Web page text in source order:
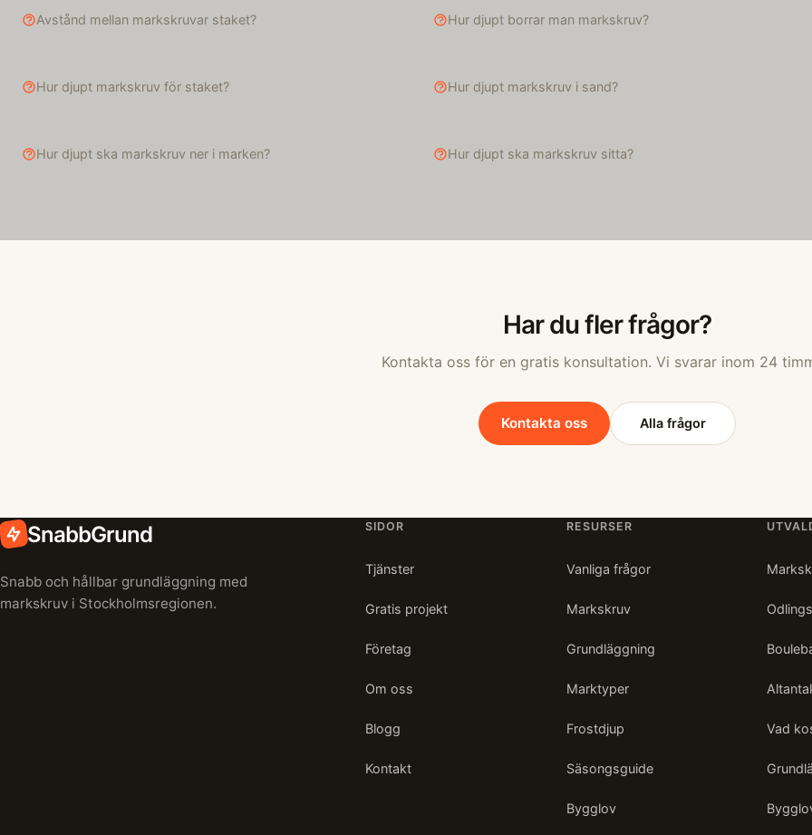
Avstånd mellan markskruvar staket? Hur djupt borrar man markskruv?
Hur djupt markskruv för staket? Hur djupt markskruv i sand?
Hur djupt ska markskruv ner i marken? Hur djupt ska markskruv sitta?
Har du fler frågor?
Kontakta oss för en gratis konsultation. Vi svarar inom 24
Kontakta oss Alla frågor
SnabbGrund
Snabb och hållbar grundläggning med
markskruv i Stockholmsregionen.
SIDOR
Tjänster
Gratis projekt
Företag
Om oss
Blogg
Kontakt
RESURSER
Vanliga frågor
Markskruv
Grundläggning
Marktyper
Frostdjup
Säsongsguide
Bygglov
Vad